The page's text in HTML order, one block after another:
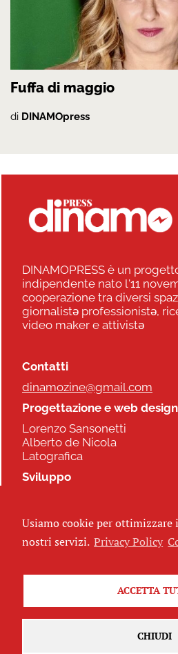
Fuffa di maggio
di DINAMOpress
DINAMOPRESS è un
indipendente nato l'11
cooperazione tra diversi
giornalistə professionistə,
video maker e attivistə
Contatti
dinamozine@gmail.com
Progettazione e web design
Lorenzo Sansonetti
Alberto de Nicola
Latografica
Sviluppo
Seguici
Iscriviti alla newsletter
Usiamo cookie per
nostri servizi. Privacy Policy
ACCETTA
CHIUDI